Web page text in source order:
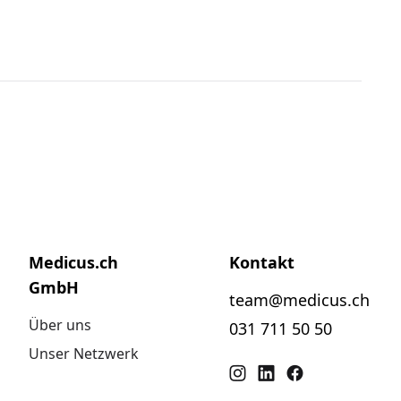
Medicus.ch
GmbH
Über uns
Unser Netzwerk
Kontakt
team@medicus.ch
031 711 50 50